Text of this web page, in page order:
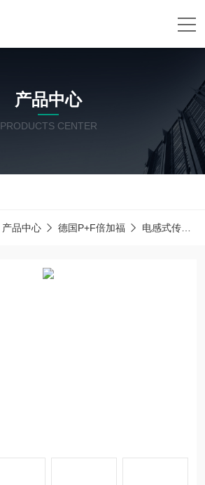
产品中心
PRODUCTS CENTER
产品中心 德国P+F倍加福 电感式传感器